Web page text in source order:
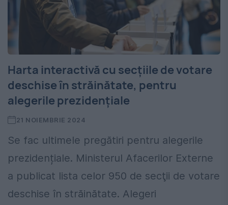
Harta interactivă cu secțiile de votare
deschise în străinătate, pentru
alegerile prezidențiale
21 NOIEMBRIE 2024
Se fac ultimele pregătiri pentru alegerile
prezidențiale. Ministerul Afacerilor Externe
a publicat lista celor 950 de secţii de votare
deschise în străinătate. Alegeri